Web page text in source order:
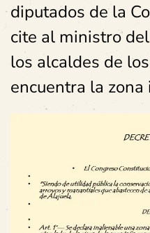
diputados de la
cite al ministro
los alcaldes de
encuentra la